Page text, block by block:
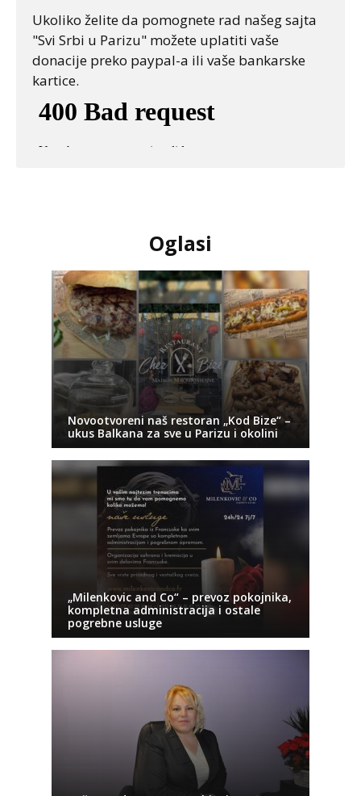
Ukoliko želite da pomognete rad našeg sajta
"Svi Srbi u Parizu" možete uplatiti vaše
donacije preko paypal-a ili vaše bankarske
kartice.
Oglasi
Novootvoreni naš restoran „Kod Bize“ –
ukus Balkana za sve u Parizu i okolini
„Milenkovic and Co“ – prevoz pokojnika,
kompletna administracija i ostale
pogrebne usluge